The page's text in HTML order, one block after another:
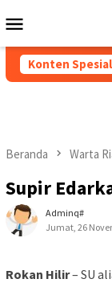
ke
Mobile
Konten Spesial
Beranda Warta
Supir
Adminq#
Jumat, 26
Rokan Hilir– SU